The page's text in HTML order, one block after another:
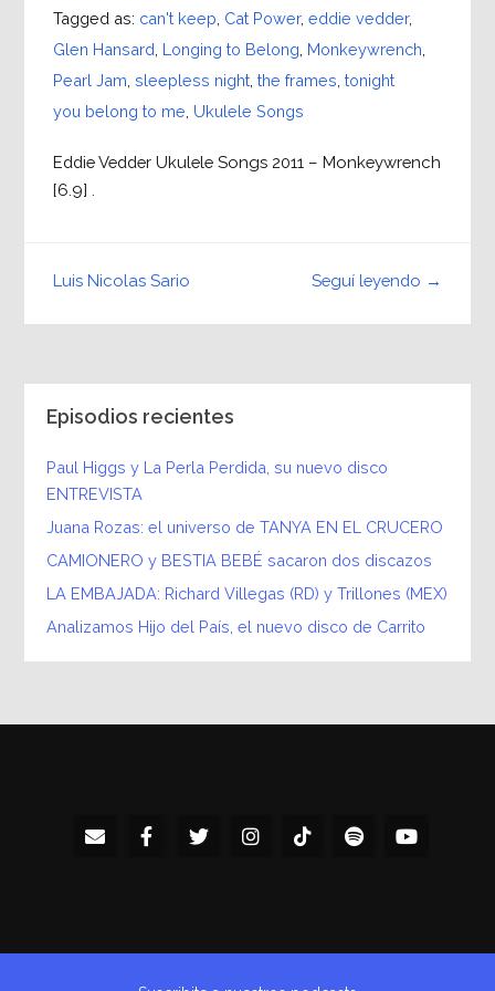
Tagged as: can't keep Cat Power, eddie vedder,
Glen Hansard Longing to Belong Monkeywrench
Pearl Jam sleepless night, the frames tonight
you belong to me Ukulele Songs
Eddie Vedder Ukulele Songs 2011 – Monkeywrench
[6.9] .
Seguí leyendo →
Luis Nicolas Sario
Episodios recientes
Paul Higgs y La Perla Perdida, su nuevo disco
ENTREVISTA
Juana Rozas: el universo de TANYA EN EL CRUCERO
CAMIONERO y BESTIA BEBÉ sacaron dos discazos
LA EMBAJADA: Richard Villegas (RD) y Trillones (MEX)
Analizamos Hijo del País, el nuevo disco de Carrito